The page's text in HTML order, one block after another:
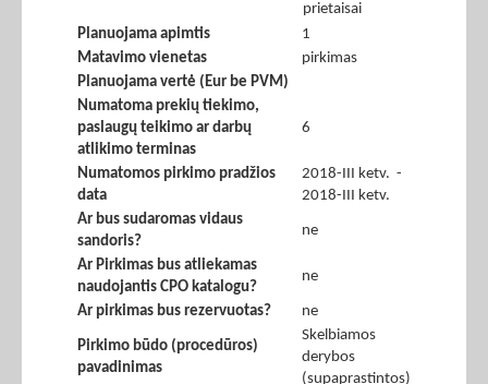
prietaisai
Planuojama apimtis
1
Matavimo vienetas
pirkimas
Planuojama vertė (Eur be PVM)
Numatoma prekių tiekimo,
paslaugų teikimo ar darbų
atlikimo terminas
6
Numatomos pirkimo pradžios
data
2018-III ketv. -
2018-III ketv.
Ar bus sudaromas vidaus
sandoris?
ne
Ar Pirkimas bus atliekamas
naudojantis CPO katalogu?
ne
Ar pirkimas bus rezervuotas? ne
Pirkimo būdo (procedūros)
pavadinimas
Skelbiamos
derybos
(supaprastintos)